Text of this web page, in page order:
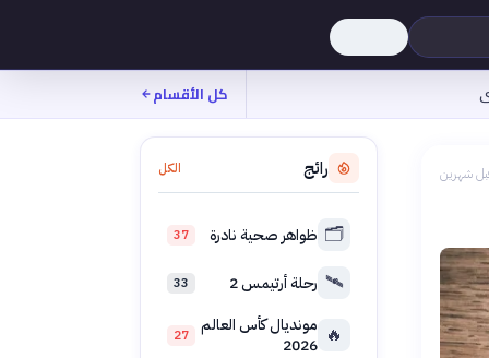
كل الأقسام
شهرين رائج الكل
🗂️ ظواهر صحية نادرة 37
🛰️ رحلة أرتيمس 2 33
🔥 مونديال كأس العالم
2026
27